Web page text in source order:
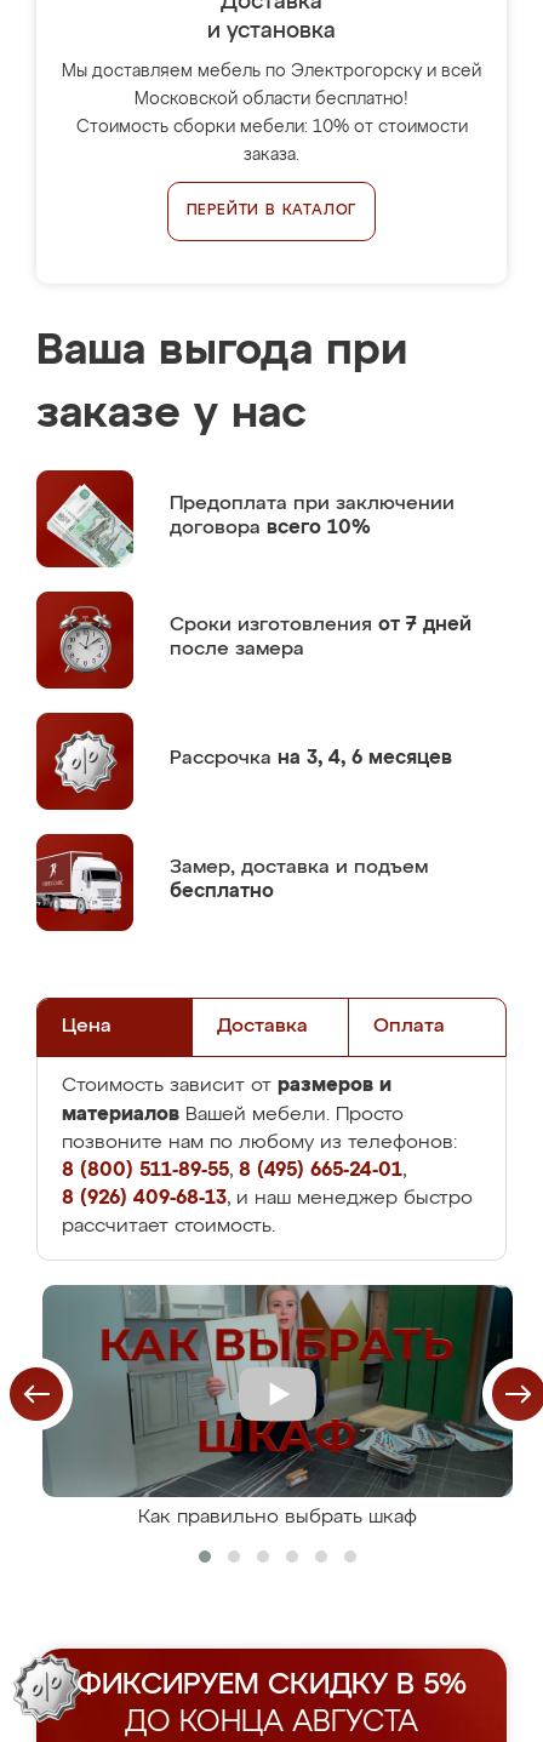
и установка
Мы доставляем мебель по Электрогорску и всей
Московской области бесплатно!
Стоимость сборки мебели: 10% от стоимости
заказа.
ПЕРЕЙТИ В КАТАЛОГ
Ваша выгода при
заказе у нас
Предоплата при заключении
договора всего 10%
Сроки изготовления от 7 дней
после замера
Рассрочка на 3, 4, 6 месяцев
Замер, доставка и подъем
бесплатно
Цена Доставка Оплата
Стоимость зависит от размеров и
материалов Вашей мебели. Просто
позвоните нам по любому из телефонов:
8 (800) 511-89-55, 8 (495) 665-24-01,
8 (926) 409-68-13, и наш менеджер быстро
рассчитает стоимость.
Как правильно выбрать шкаф
ФИКСИРУЕМ СКИДКУ В 5%
ДО КОНЦА АВГУСТА